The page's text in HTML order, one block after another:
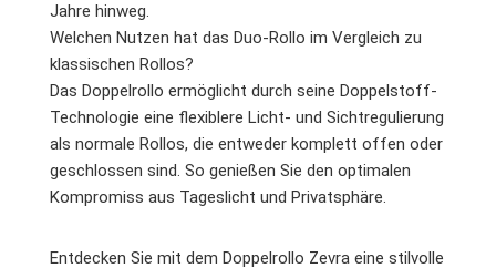
Jahre hinweg.
Welchen Nutzen hat das Duo-Rollo im Vergleich zu
klassischen Rollos?
Das Doppelrollo ermöglicht durch seine Doppelstoff-
Technologie eine flexiblere Licht- und Sichtregulierung
als normale Rollos, die entweder komplett offen oder
geschlossen sind. So genießen Sie den optimalen
Kompromiss aus Tageslicht und Privatsphäre.
Entdecken Sie mit dem Doppelrollo Zevra eine stilvolle